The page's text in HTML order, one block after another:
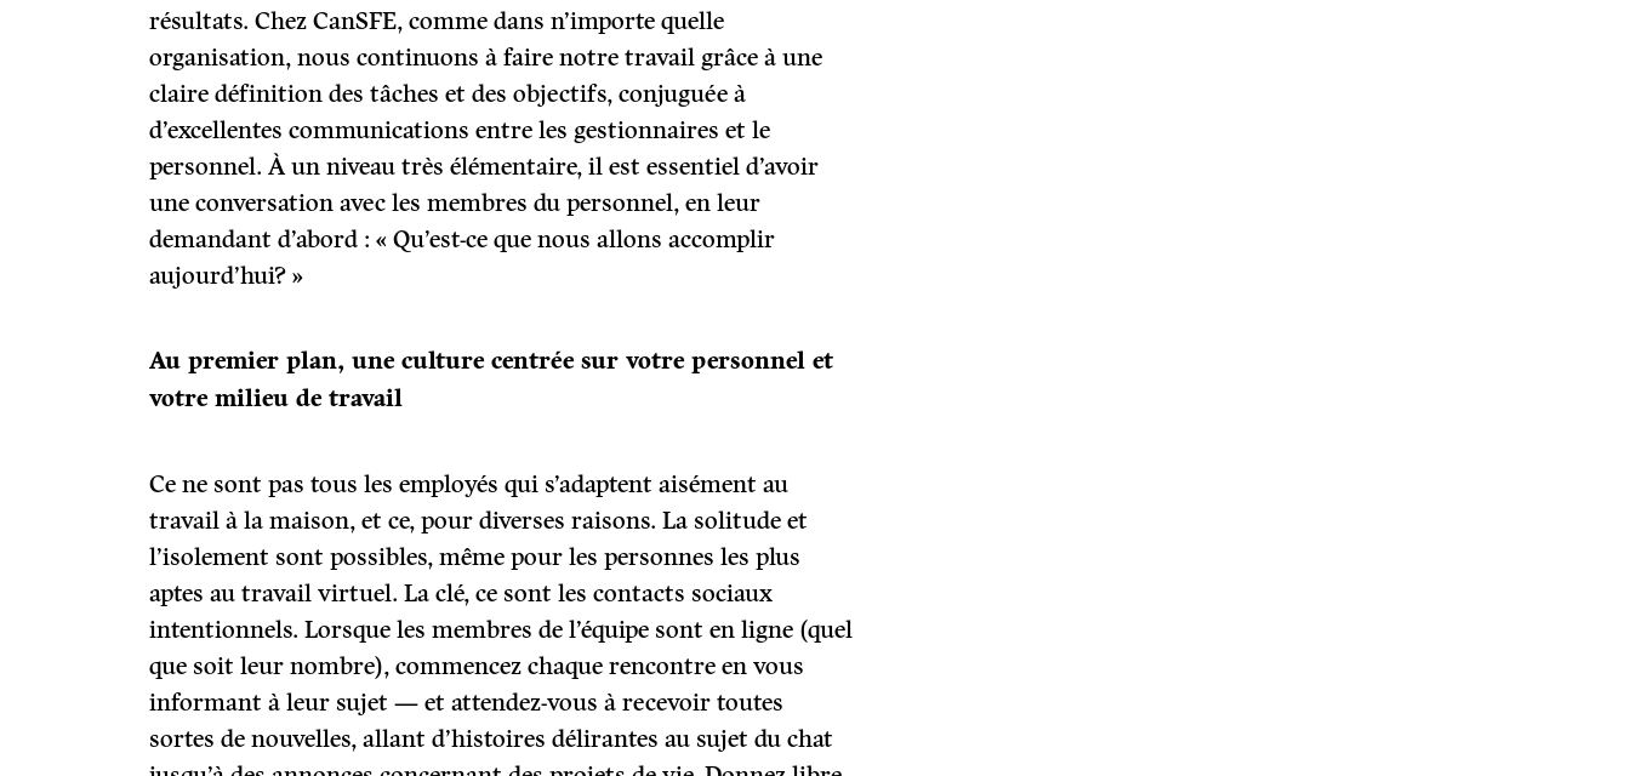
résultats. Chez CanSFE, comme dans n’importe quelle
organisation, nous continuons à faire notre travail grâce à une
claire définition des tâches et des objectifs, conjuguée à
d’excellentes communications entre les gestionnaires et le
personnel. À un niveau très élémentaire, il est essentiel d’avoir
une conversation avec les membres du personnel, en leur
demandant d’abord : « Qu’est-ce que nous allons accomplir
aujourd’hui? »
Au premier plan, une culture centrée sur votre personnel et
votre milieu de travail
Ce ne sont pas tous les employés qui s’adaptent aisément au
travail à la maison, et ce, pour diverses raisons. La solitude et
l’isolement sont possibles, même pour les personnes les plus
aptes au travail virtuel. La clé, ce sont les contacts sociaux
intentionnels. Lorsque les membres de l’équipe sont en ligne (quel
que soit leur nombre), commencez chaque rencontre en vous
informant à leur sujet — et attendez-vous à recevoir toutes
sortes de nouvelles, allant d’histoires délirantes au sujet du chat